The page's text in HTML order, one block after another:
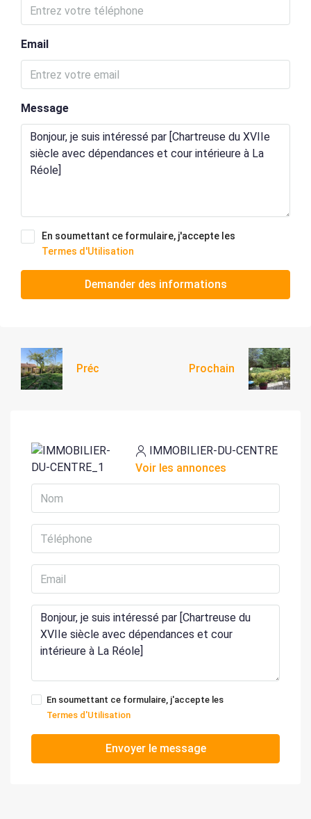
Email
Message
En soumettant ce formulaire, j'accepte les
Termes d'Utilisation
Demander des informations
Préc Prochain
IMMOBILIER-DU-CENTRE
Voir les annonces
En soumettant ce formulaire, j'accepte les
Termes d'Utilisation
Envoyer le message